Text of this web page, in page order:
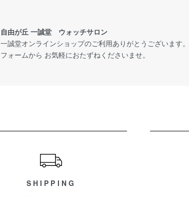
自由が丘 一誠堂 ウォッチサロン
一誠堂オンラインショップのご利用ありがとうございます
フォームから お気軽におたずねくださいませ。
SHIPPING